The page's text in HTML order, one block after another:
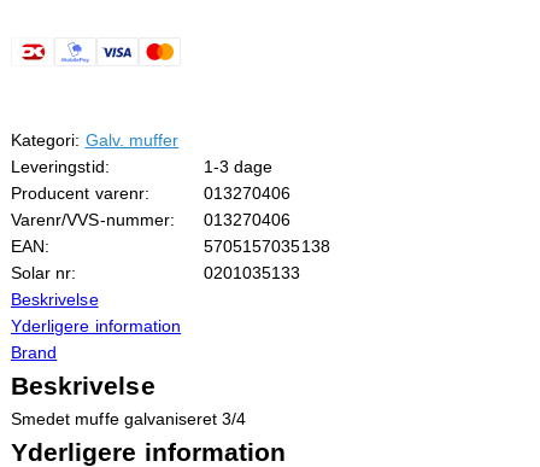
Kategori: Galv. muffer
Leveringstid:
1-3 dage
Producent varenr:
013270406
Varenr/VVS-nummer:
013270406
EAN:
5705157035138
Solar nr:
0201035133
Beskrivelse
Yderligere information
Brand
Beskrivelse
Smedet muffe galvaniseret 3/4
Yderligere information